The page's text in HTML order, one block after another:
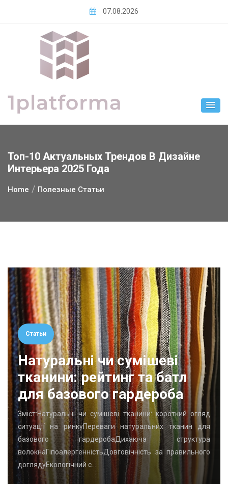
07.08.2026
Топ-10 Актуальных Трендов В Дизайне
Интерьера 2025 Года
Home Полезные Статьи
Статьи
Натуральні чи сумішеві
тканини: рейтинг та батл
для базового гардероба
Зміст:Натуральні чи сумішеві тканини: короткий огляд
ситуації на ринкуПереваги натуральних тканин для
базового гардеробаДихаюча структура
волокнаГіпоалергенністьДовговічність за правильного
доглядуЕкологічний с…